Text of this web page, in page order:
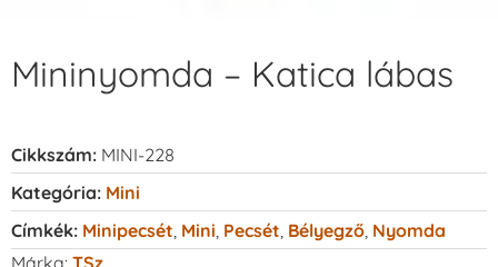
Mininyomda – Katica lábas
Cikkszám: MINI-228
Kategória: Mini
Címkék: Minipecsét Mini Pecsét Bélyegző Nyomda
Márka: TSz